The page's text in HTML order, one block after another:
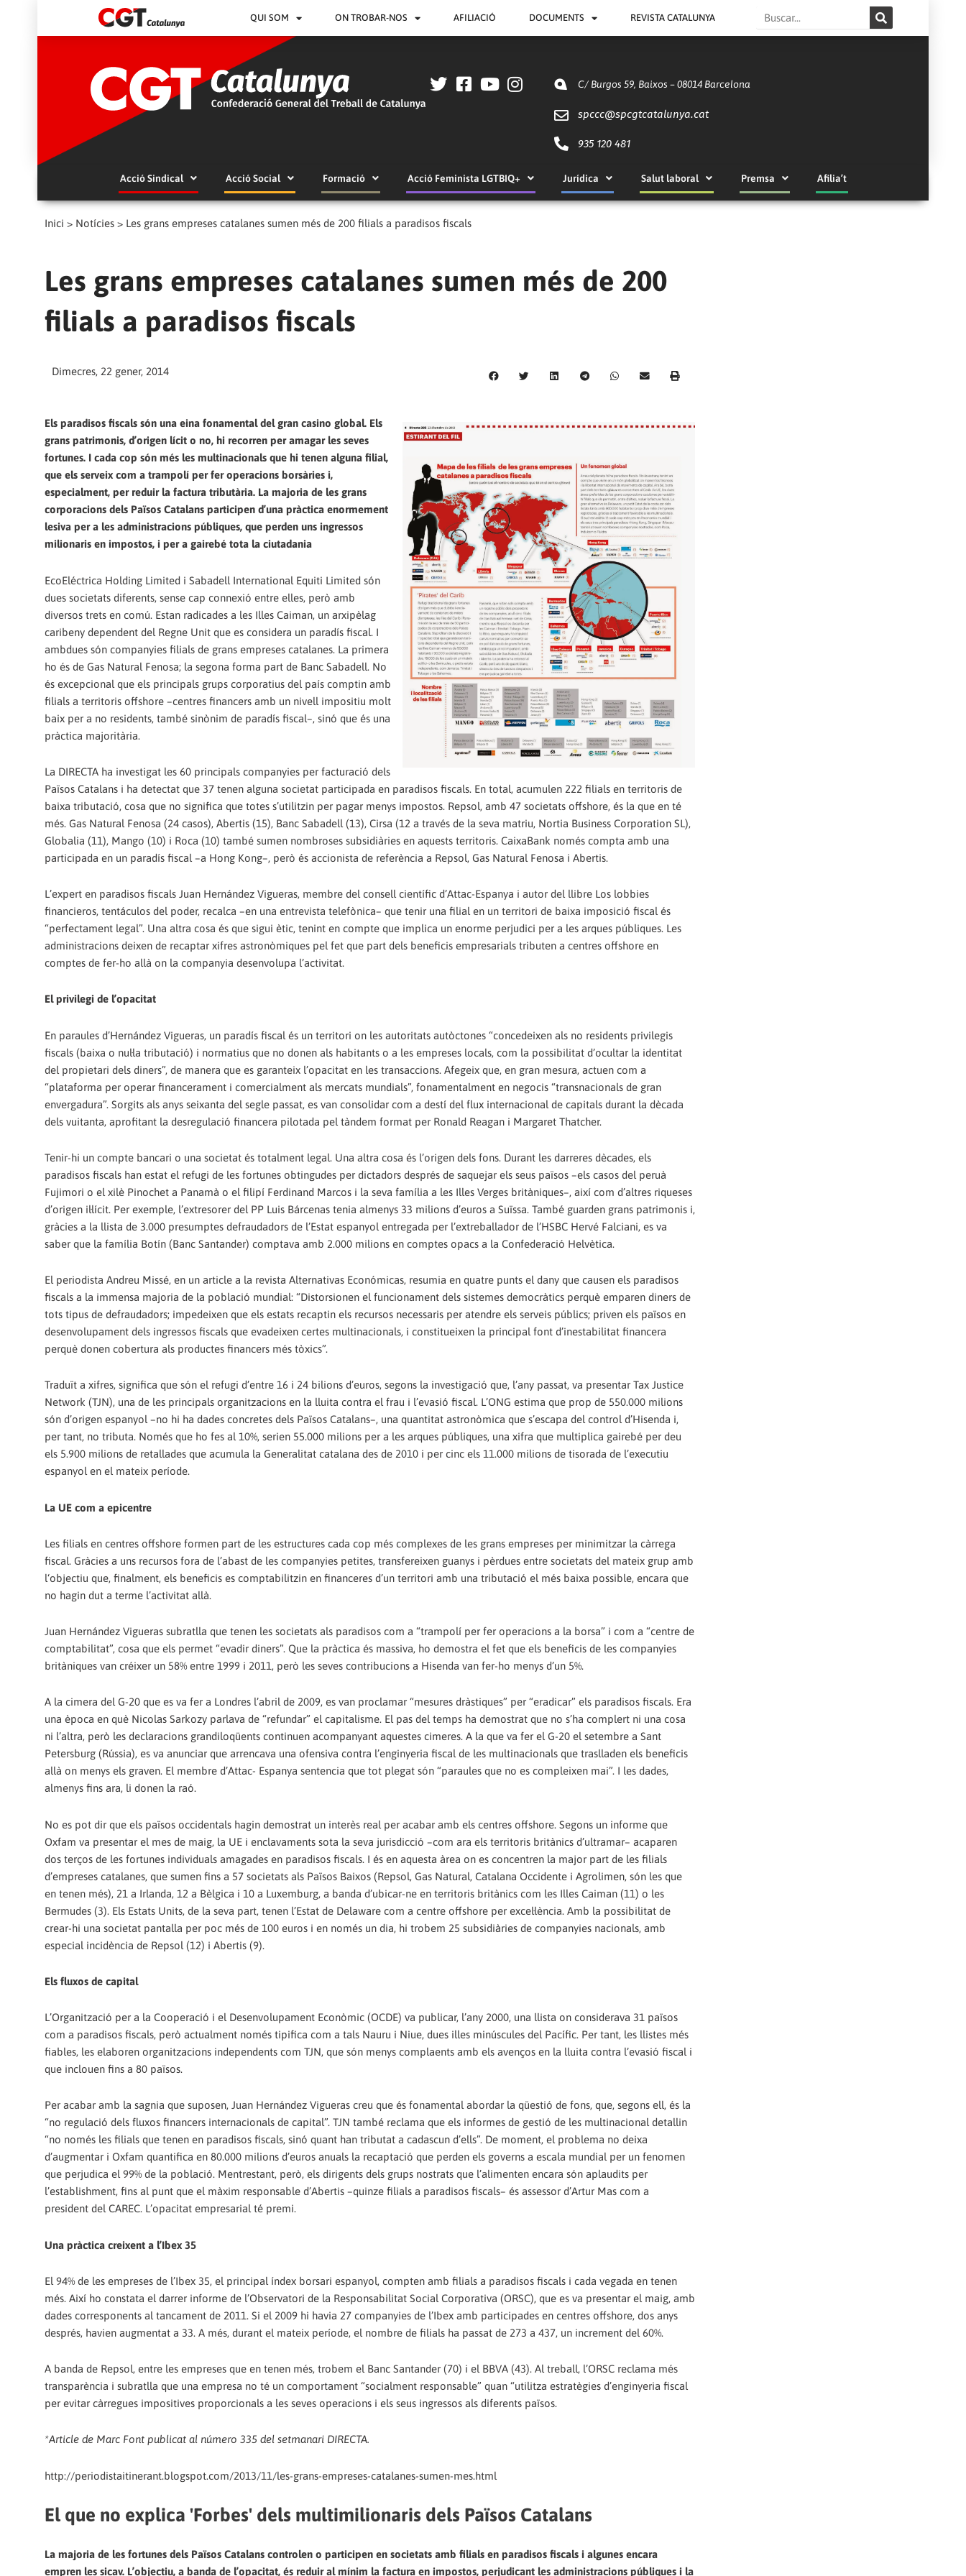
QUI SOM ON TROBAR-NOS AFILIACIÓ DOCUMENTS REVISTA CATALUNYA Search
C/ Burgos 59, Baixos – 08014 Barcelona
spccc@spcgtcatalunya.cat
935 120 481
Acció Sindical Acció Social Formació Acció Feminista LGTBIQ+ Jurídica Salut laboral Premsa Afilia’t
Inici > Notícies > Les grans empreses catalanes sumen més de 200 filials a paradisos fiscals
Les grans empreses catalanes sumen més de 200
filials a paradisos fiscals
Dimecres, 22 gener, 2014
Els paradisos fiscals són una eina fonamental del gran casino global. Els
grans patrimonis, d’origen lícit o no, hi recorren per amagar les seves
fortunes. I cada cop són més les multinacionals que hi tenen alguna filial,
que els serveix com a trampolí per fer operacions borsàries i,
especialment, per reduir la factura tributària. La majoria de les grans
corporacions dels Països Catalans participen d’una pràctica enormement
lesiva per a les administracions públiques, que perden uns ingressos
milionaris en impostos, i per a gairebé tota la ciutadania
EcoEléctrica Holding Limited i Sabadell International Equiti Limited són
dues societats diferents, sense cap connexió entre elles, però amb
diversos trets en comú. Estan radicades a les Illes Caiman, un arxipèlag
caribeny dependent del Regne Unit que es considera un paradís fiscal. I
ambdues són companyies filials de grans empreses catalanes. La primera
ho és de Gas Natural Fenosa; la segona forma part de Banc Sabadell. No
és excepcional que els principals grups corporatius del país comptin amb
filials a territoris offshore –centres financers amb un nivell impositiu molt
baix per a no residents, també sinònim de paradís fiscal–, sinó que és una
pràctica majoritària.
La DIRECTA ha investigat les 60 principals companyies per facturació dels
Països Catalans i ha detectat que 37 tenen alguna societat participada en paradisos fiscals. En total, acumulen 222 filials en territoris de
baixa tributació, cosa que no significa que totes s’utilitzin per pagar menys impostos. Repsol, amb 47 societats offshore, és la que en té
més. Gas Natural Fenosa (24 casos), Abertis (15), Banc Sabadell (13), Cirsa (12 a través de la seva matriu, Nortia Business Corporation SL),
Globalia (11), Mango (10) i Roca (10) també sumen nombroses subsidiàries en aquests territoris. CaixaBank només compta amb una
participada en un paradís fiscal –a Hong Kong–, però és accionista de referència a Repsol, Gas Natural Fenosa i Abertis.
L’expert en paradisos fiscals Juan Hernández Vigueras, membre del consell científic d’Attac-Espanya i autor del llibre Los lobbies
financieros, tentáculos del poder, recalca –en una entrevista telefònica– que tenir una filial en un territori de baixa imposició fiscal és
“perfectament legal”. Una altra cosa és que sigui ètic, tenint en compte que implica un enorme perjudici per a les arques públiques. Les
administracions deixen de recaptar xifres astronòmiques pel fet que part dels beneficis empresarials tributen a centres offshore en
comptes de fer-ho allà on la companyia desenvolupa l’activitat.
El privilegi de l’opacitat
En paraules d’Hernández Vigueras, un paradís fiscal és un territori on les autoritats autòctones “concedeixen als no residents privilegis
fiscals (baixa o nul·la tributació) i normatius que no donen als habitants o a les empreses locals, com la possibilitat d’ocultar la identitat
del propietari dels diners”, de manera que es garanteix l’opacitat en les transaccions. Afegeix que, en gran mesura, actuen com a
“plataforma per operar financerament i comercialment als mercats mundials”, fonamentalment en negocis “transnacionals de gran
envergadura”. Sorgits als anys seixanta del segle passat, es van consolidar com a destí del flux internacional de capitals durant la dècada
dels vuitanta, aprofitant la desregulació financera pilotada pel tàndem format per Ronald Reagan i Margaret Thatcher.
Tenir-hi un compte bancari o una societat és totalment legal. Una altra cosa és l’origen dels fons. Durant les darreres dècades, els
paradisos fiscals han estat el refugi de les fortunes obtingudes per dictadors després de saquejar els seus països –els casos del peruà
Fujimori o el xilè Pinochet a Panamà o el filipí Ferdinand Marcos i la seva família a les Illes Verges britàniques–, així com d’altres riqueses
d’origen il·lícit. Per exemple, l’extresorer del PP Luis Bárcenas tenia almenys 33 milions d’euros a Suïssa. També guarden grans patrimonis i,
gràcies a la llista de 3.000 presumptes defraudadors de l’Estat espanyol entregada per l’extreballador de l’HSBC Hervé Falciani, es va
saber que la família Botín (Banc Santander) comptava amb 2.000 milions en comptes opacs a la Confederació Helvètica.
El periodista Andreu Missé, en un article a la revista Alternativas Económicas, resumia en quatre punts el dany que causen els paradisos
fiscals a la immensa majoria de la població mundial: “Distorsionen el funcionament dels sistemes democràtics perquè emparen diners de
tots tipus de defraudadors; impedeixen que els estats recaptin els recursos necessaris per atendre els serveis públics; priven els països en
desenvolupament dels ingressos fiscals que evadeixen certes multinacionals, i constitueixen la principal font d’inestabilitat financera
perquè donen cobertura als productes financers més tòxics”.
Traduït a xifres, significa que són el refugi d’entre 16 i 24 bilions d’euros, segons la investigació que, l’any passat, va presentar Tax Justice
Network (TJN), una de les principals organitzacions en la lluita contra el frau i l’evasió fiscal. L’ONG estima que prop de 550.000 milions
són d’origen espanyol –no hi ha dades concretes dels Països Catalans–, una quantitat astronòmica que s’escapa del control d’Hisenda i,
per tant, no tributa. Només que ho fes al 10%, serien 55.000 milions per a les arques públiques, una xifra que multiplica gairebé per deu
els 5.900 milions de retallades que acumula la Generalitat catalana des de 2010 i per cinc els 11.000 milions de tisorada de l’executiu
espanyol en el mateix període.
La UE com a epicentre
Les filials en centres offshore formen part de les estructures cada cop més complexes de les grans empreses per minimitzar la càrrega
fiscal. Gràcies a uns recursos fora de l’abast de les companyies petites, transfereixen guanys i pèrdues entre societats del mateix grup amb
l‘objectiu que, finalment, els beneficis es comptabilitzin en financeres d’un territori amb una tributació el més baixa possible, encara que
no hagin dut a terme l’activitat allà.
Juan Hernández Vigueras subratlla que tenen les societats als paradisos com a “trampolí per fer operacions a la borsa” i com a “centre de
comptabilitat”, cosa que els permet “evadir diners”. Que la pràctica és massiva, ho demostra el fet que els beneficis de les companyies
britàniques van créixer un 58% entre 1999 i 2011, però les seves contribucions a Hisenda van fer-ho menys d’un 5%.
A la cimera del G-20 que es va fer a Londres l’abril de 2009, es van proclamar “mesures dràstiques” per “eradicar” els paradisos fiscals. Era
una època en què Nicolas Sarkozy parlava de “refundar” el capitalisme. El pas del temps ha demostrat que no s’ha complert ni una cosa
ni l’altra, però les declaracions grandiloqüents continuen acompanyant aquestes cimeres. A la que va fer el G-20 el setembre a Sant
Petersburg (Rússia), es va anunciar que arrencava una ofensiva contra l’enginyeria fiscal de les multinacionals que traslladen els beneficis
allà on menys els graven. El membre d’Attac- Espanya sentencia que tot plegat són “paraules que no es compleixen mai”. I les dades,
almenys fins ara, li donen la raó.
No es pot dir que els països occidentals hagin demostrat un interès real per acabar amb els centres offshore. Segons un informe que
Oxfam va presentar el mes de maig, la UE i enclavaments sota la seva jurisdicció –com ara els territoris britànics d’ultramar– acaparen
dos terços de les fortunes individuals amagades en paradisos fiscals. I és en aquesta àrea on es concentren la major part de les filials
d’empreses catalanes, que sumen fins a 57 societats als Països Baixos (Repsol, Gas Natural, Catalana Occidente i Agrolimen, són les que
en tenen més), 21 a Irlanda, 12 a Bèlgica i 10 a Luxemburg, a banda d’ubicar-ne en territoris britànics com les Illes Caiman (11) o les
Bermudes (3). Els Estats Units, de la seva part, tenen l’Estat de Delaware com a centre offshore per excel·lència. Amb la possibilitat de
crear-hi una societat pantalla per poc més de 100 euros i en només un dia, hi trobem 25 subsidiàries de companyies nacionals, amb
especial incidència de Repsol (12) i Abertis (9).
Els fluxos de capital
L’Organització per a la Cooperació i el Desenvolupament Econòmic (OCDE) va publicar, l’any 2000, una llista on considerava 31 països
com a paradisos fiscals, però actualment només tipifica com a tals Nauru i Niue, dues illes minúscules del Pacífic. Per tant, les llistes més
fiables, les elaboren organitzacions independents com TJN, que són menys complaents amb els avenços en la lluita contra l’evasió fiscal i
que inclouen fins a 80 països.
Per acabar amb la sagnia que suposen, Juan Hernández Vigueras creu que és fonamental abordar la qüestió de fons, que, segons ell, és la
“no regulació dels fluxos financers internacionals de capital”. TJN també reclama que els informes de gestió de les multinacional detallin
“no només les filials que tenen en paradisos fiscals, sinó quant han tributat a cadascun d’ells”. De moment, el problema no deixa
d’augmentar i Oxfam quantifica en 80.000 milions d’euros anuals la recaptació que perden els governs a escala mundial per un fenomen
que perjudica el 99% de la població. Mentrestant, però, els dirigents dels grups nostrats que l’alimenten encara són aplaudits per
l’establishment, fins al punt que el màxim responsable d’Abertis –quinze filials a paradisos fiscals– és assessor d’Artur Mas com a
president del CAREC. L’opacitat empresarial té premi.
Una pràctica creixent a l’Ibex 35
El 94% de les empreses de l’Ibex 35, el principal índex borsari espanyol, compten amb filials a paradisos fiscals i cada vegada en tenen
més. Així ho constata el darrer informe de l’Observatori de la Responsabilitat Social Corporativa (ORSC), que es va presentar el maig, amb
dades corresponents al tancament de 2011. Si el 2009 hi havia 27 companyies de l’Ibex amb participades en centres offshore, dos anys
després, havien augmentat a 33. A més, durant el mateix període, el nombre de filials ha passat de 273 a 437, un increment del 60%.
A banda de Repsol, entre les empreses que en tenen més, trobem el Banc Santander (70) i el BBVA (43). Al treball, l’ORSC reclama més
transparència i subratlla que una empresa no té un comportament “socialment responsable” quan “utilitza estratègies d’enginyeria fiscal
per evitar càrregues impositives proporcionals a les seves operacions i els seus ingressos als diferents països.
*Article de Marc Font publicat al número 335 del setmanari DIRECTA.
http://periodistaitinerant.blogspot.com/2013/11/les-grans-empreses-catalanes-sumen-mes.html
El que no explica 'Forbes' dels multimilionaris dels Països Catalans
La majoria de les fortunes dels Països Catalans controlen o participen en societats amb filials en paradisos fiscals i algunes encara
empren les sicav. L’objectiu, a banda de l’opacitat, és reduir al mínim la factura en impostos, perjudicant les administracions públiques i la